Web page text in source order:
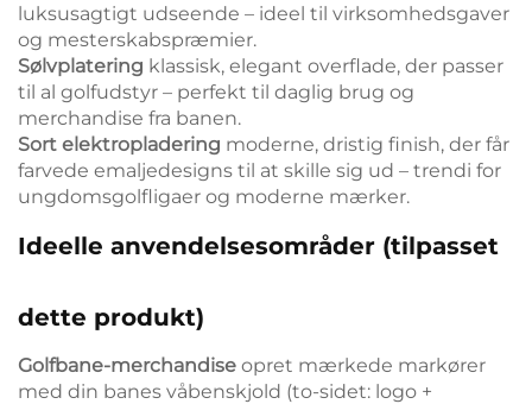
luksusagtigt udseende – ideel til virksomhedsgaver
og mesterskabspræmier.
Sølvplatering klassisk, elegant overflade, der passer
til al golfudstyr – perfekt til daglig brug og
merchandise fra banen.
Sort elektropladering moderne, dristig finish, der får
farvede emaljedesigns til at skille sig ud – trendi for
ungdomsgolfligaer og moderne mærker.
Ideelle anvendelsesområder (tilpasset
dette produkt)
Golfbane-merchandise opret mærkede markører
med din banes våbenskjold (to-sidet: logo +